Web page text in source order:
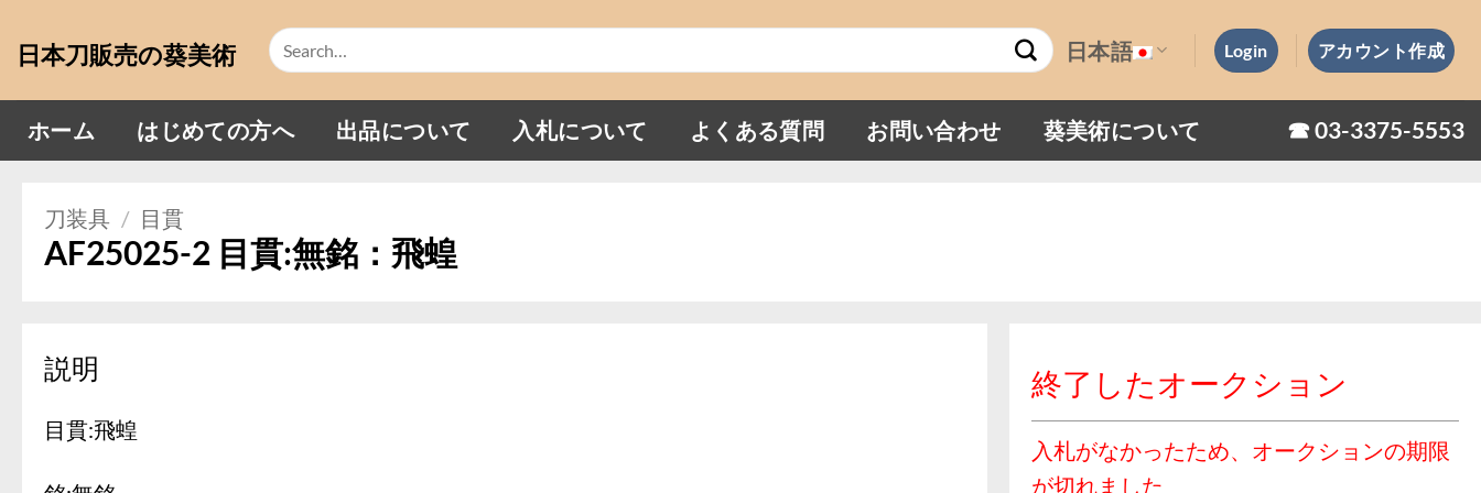
日本刀販売の葵美術
Search
for:
日本語 Login アカウント作成
ホーム はじめての方へ 出品について 入札について よくある質問 お問い合わせ 葵美術について ☎︎ 03-3375-5553
刀装具 / 目貫
AF25025-2 目貫:無銘：飛蝗
説明
目貫:飛蝗
終了したオークション
入札がなかったため、オークションの期限
が切れました